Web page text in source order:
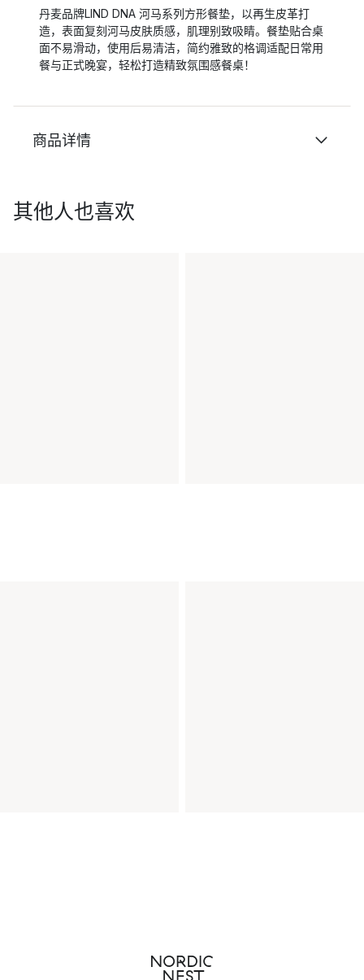
丹麦品牌LIND DNA 河马系列方形餐垫，以再生皮革打
造，表面复刻河马皮肤质感，肌理别致吸睛。餐垫贴合桌
面不易滑动，使用后易清洁，简约雅致的格调适配日常用
餐与正式晚宴，轻松打造精致氛围感餐桌！
商品详情
其他人也喜欢